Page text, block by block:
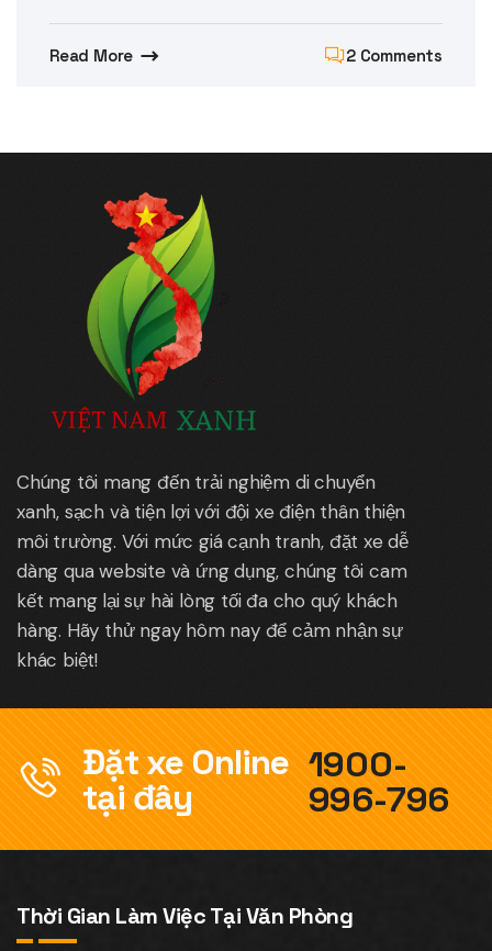
Read More 2 Comments
Chúng tôi mang đến trải nghiệm di chuyển
xanh, sạch và tiện lợi với đội xe điện thân thiện
môi trường. Với mức giá cạnh tranh, đặt xe dễ
dàng qua website và ứng dụng, chúng tôi cam
kết mang lại sự hài lòng tối đa cho quý khách
hàng. Hãy thử ngay hôm nay để cảm nhận sự
khác biệt!
Đặt xe Online
tại đây
1900-
996-796
Thời Gian Làm Việc Tại Văn Phòng